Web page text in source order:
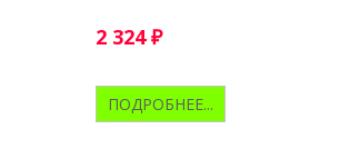
2 324₽
ПОДРОБНЕЕ...